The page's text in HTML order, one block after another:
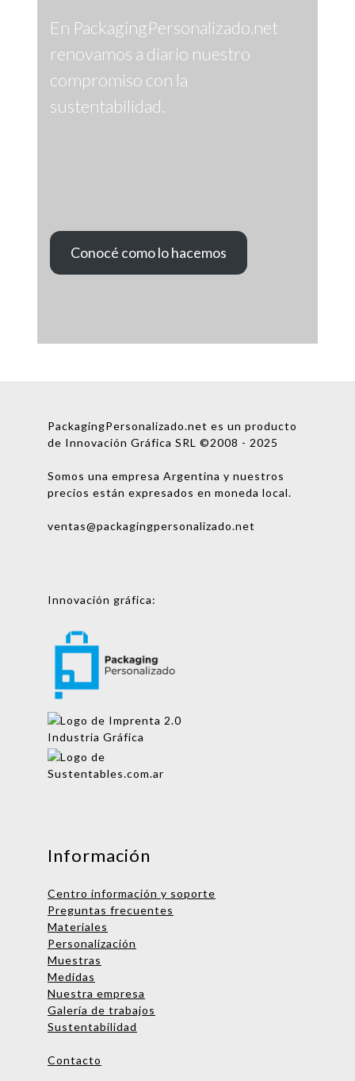
En PackagingPersonalizado.net
renovamos a diario nuestro
compromiso con la
sustentabilidad.
Conocé como lo hacemos
PackagingPersonalizado.net es un producto
de Innovación Gráfica SRL ©2008 - 2025
Somos una empresa Argentina y nuestros
precios están expresados en moneda local.
ventas@packagingpersonalizado.net
Innovación gráfica:
Información
Centro información y soporte
Preguntas frecuentes
Materiales
Personalización
Muestras
Medidas
Nuestra empresa
Galería de trabajos
Sustentabilidad
Contacto
Nombre
Empresa
Email